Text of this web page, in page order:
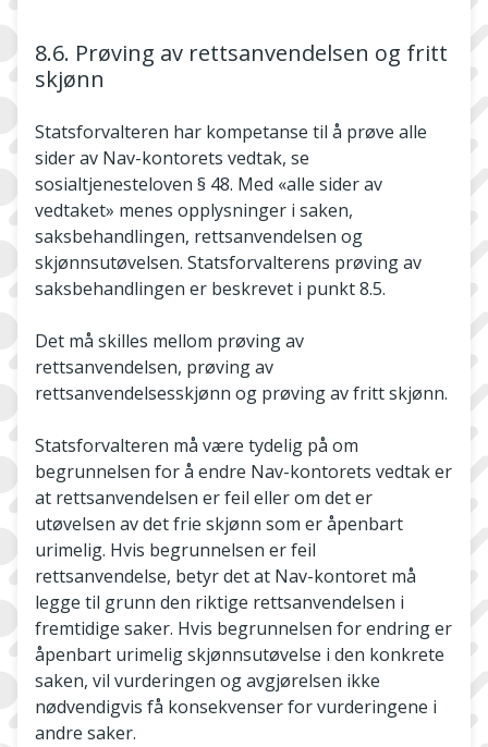
8.6. Prøving av rettsanvendelsen og fritt
skjønn
Statsforvalteren har kompetanse til å prøve alle
sider av Nav-kontorets vedtak, se
sosialtjenesteloven § 48. Med «alle sider av
vedtaket» menes opplysninger i saken,
saksbehandlingen, rettsanvendelsen og
skjønnsutøvelsen. Statsforvalterens prøving av
saksbehandlingen er beskrevet i punkt 8.5.
Det må skilles mellom prøving av
rettsanvendelsen, prøving av
rettsanvendelsesskjønn og prøving av fritt skjønn.
Statsforvalteren må være tydelig på om
begrunnelsen for å endre Nav-kontorets vedtak er
at rettsanvendelsen er feil eller om det er
utøvelsen av det frie skjønn som er åpenbart
urimelig. Hvis begrunnelsen er feil
rettsanvendelse, betyr det at Nav-kontoret må
legge til grunn den riktige rettsanvendelsen i
fremtidige saker. Hvis begrunnelsen for endring er
åpenbart urimelig skjønnsutøvelse i den konkrete
saken, vil vurderingen og avgjørelsen ikke
nødvendigvis få konsekvenser for vurderingene i
andre saker.